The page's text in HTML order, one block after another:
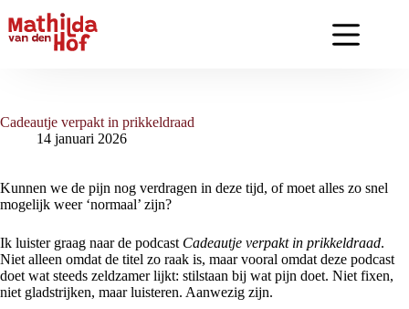
naar
de
Cadeautje verpakt in prikkeldraad
14 januari 2026
Kunnen we de pijn nog verdragen in deze tijd, of moet alles zo snel
mogelijk weer ‘normaal’ zijn?
Ik luister graag naar de podcast Cadeautje verpakt in prikkeldraad.
Niet alleen omdat de titel zo raak is, maar vooral omdat deze podcast
doet wat steeds zeldzamer lijkt: stilstaan bij wat pijn doet. Niet fixen,
niet gladstrijken, maar luisteren. Aanwezig zijn.